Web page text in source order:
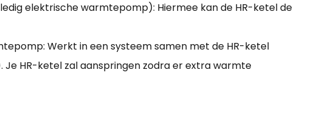
elektrische warmtepomp): Hiermee kan de HR-ketel de
Werkt in een systeem samen met de HR-ketel
Je HR-ketel zal aanspringen zodra er extra warmte